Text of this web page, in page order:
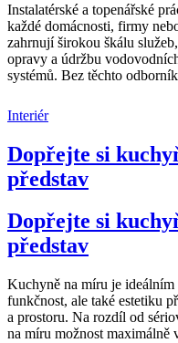
Instalatérské a topenářské
každé domácnosti, firmy
zahrnují širokou škálu
opravy a údržbu
systémů. Bez těchto
Interiér
Dopřejte si
představ
Dopřejte si
představ
Kuchyně na míru je
funkčnost, ale také estetiku
a prostoru. Na rozdíl od
na míru možnost maximálně